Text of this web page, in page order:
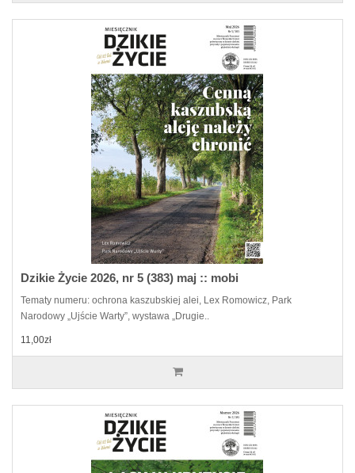
Dzikie Życie 2026, nr 5 (383) maj :: mobi
Tematy numeru: ochrona kaszubskiej alei, Lex Romowicz, Park
Narodowy „Ujście Warty”, wystawa „Drugie..
11,00zł